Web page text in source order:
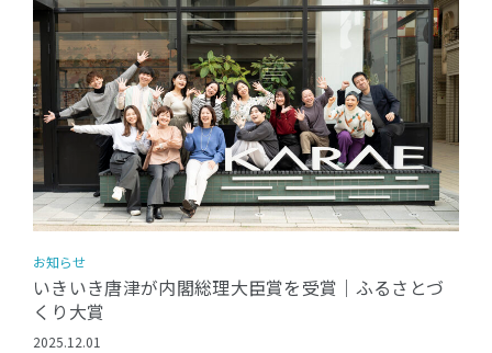
お知らせ
いきいき唐津が内閣総理大臣賞を受賞｜ふるさとづ
くり大賞
2025.12.01